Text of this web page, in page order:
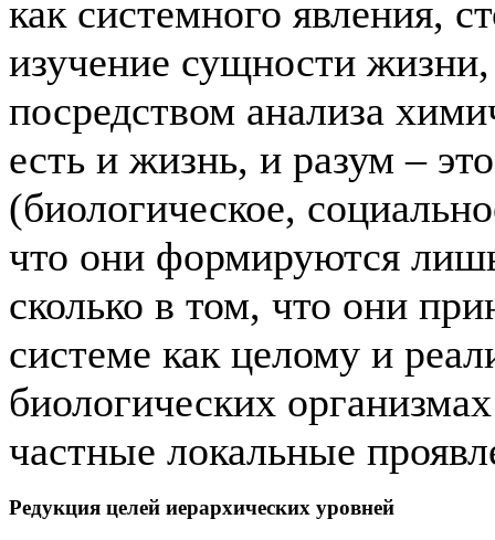
как системного явления,
изучение сущности
посредством анализа
есть и жизнь, и разум –
(биологическое,
что они формируются
сколько в том, что они
системе как целому и
биологических
частные локальные
Редукция целей иерархических уровней